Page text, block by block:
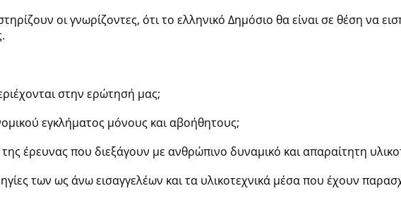
οι γνωρίζοντες, ότι το ελληνικό Δημόσιο θα είναι σε θέση να
στην ερώτησή μας;
εγκλήματος μόνους και αβοήθητους;
έρευνας που διεξάγουν με ανθρώπινο δυναμικό και απαραίτητη
των ως άνω εισαγγελέων και τα υλικοτεχνικά μέσα που έχουν